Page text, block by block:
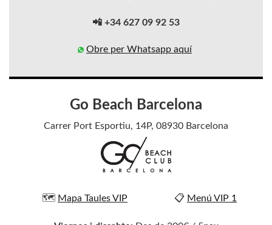
📲 +34 627 09 92 53
Obre per Whatsapp aquí
Go Beach Barcelona
Carrer Port Esportiu, 14P, 08930 Barcelona
🗺️ Mapa Taules VIP 📋 Menú VIP 1